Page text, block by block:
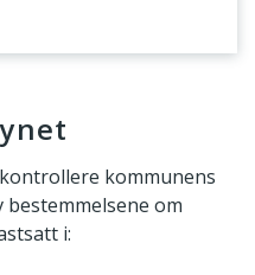
kommunens
om
i: